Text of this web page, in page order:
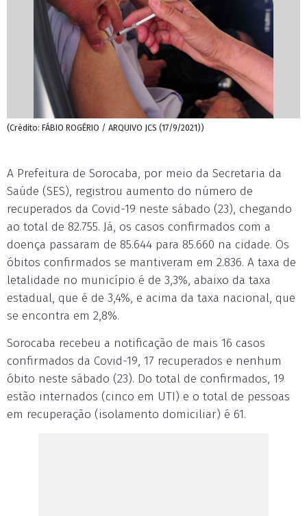
(Crédito: FÁBIO ROGÉRIO / ARQUIVO JCS (17/9/2021))
A Prefeitura de Sorocaba, por meio da Secretaria da
Saúde (SES), registrou aumento do número de
recuperados da Covid-19 neste sábado (23), chegando
ao total de 82.755. Já, os casos confirmados com a
doença passaram de 85.644 para 85.660 na cidade. Os
óbitos confirmados se mantiveram em 2.836. A taxa de
letalidade no município é de 3,3%, abaixo da taxa
estadual, que é de 3,4%, e acima da taxa nacional, que
se encontra em 2,8%.
Sorocaba recebeu a notificação de mais 16 casos
confirmados da Covid-19, 17 recuperados e nenhum
óbito neste sábado (23). Do total de confirmados, 19
estão internados (cinco em UTI) e o total de pessoas
em recuperação (isolamento domiciliar) é 61.